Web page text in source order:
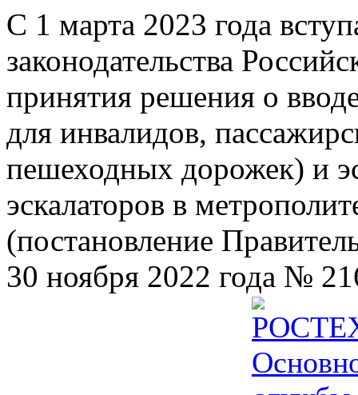
С 1 марта 2023 года
законодательства
принятия решения о
для инвалидов,
пешеходных дорожек) и
эскалаторов в
(постановление
30 ноября 2022 года №